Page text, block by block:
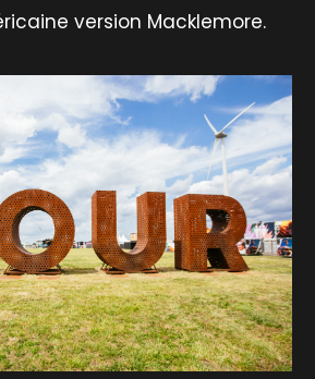
version Macklemore.